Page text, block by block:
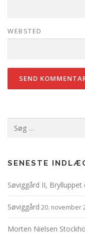
WEBSTED
efter:
SENESTE
Søviggård II,
Søviggård 20. november
Morten Nielsen